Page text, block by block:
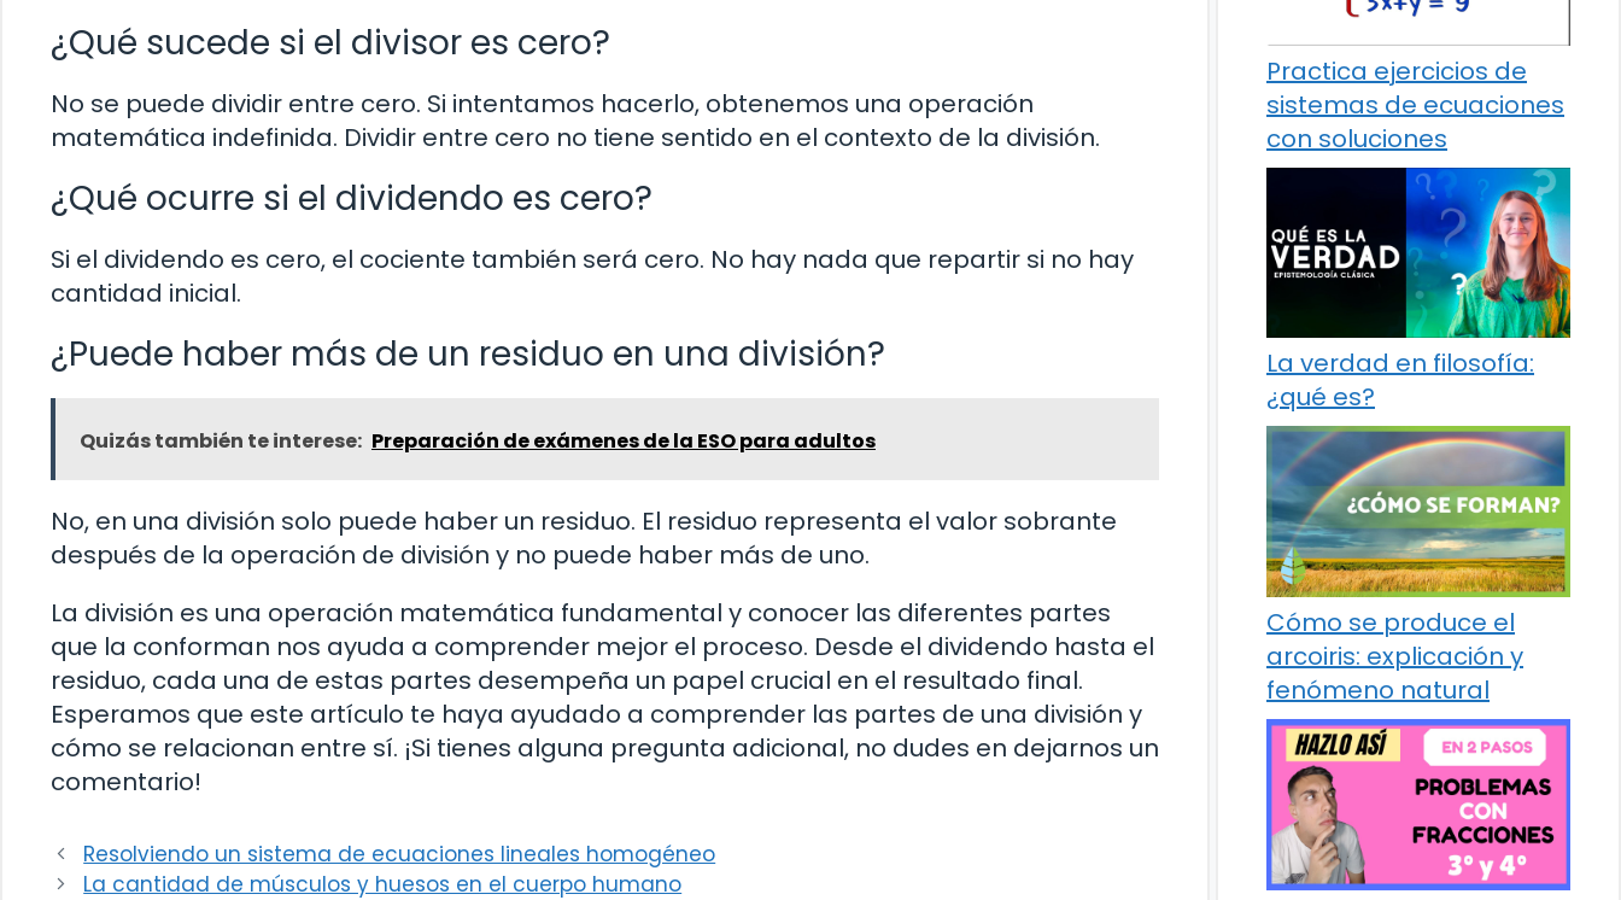
¿Qué sucede si el divisor es cero?
No se puede dividir entre cero. Si intentamos hacerlo, obtenemos una operación
matemática indefinida. Dividir entre cero no tiene sentido en el contexto de la división.
¿Qué ocurre si el dividendo es cero?
Si el dividendo es cero, el cociente también será cero. No hay nada que repartir si no hay
cantidad inicial.
¿Puede haber más de un residuo en una división?
Quizás también te interese: Preparación de exámenes de la ESO para adultos
No, en una división solo puede haber un residuo. El residuo representa el valor sobrante
después de la operación de división y no puede haber más de uno.
La división es una operación matemática fundamental y conocer las diferentes partes
que la conforman nos ayuda a comprender mejor el proceso. Desde el dividendo hasta el
residuo, cada una de estas partes desempeña un papel crucial en el resultado final.
Esperamos que este artículo te haya ayudado a comprender las partes de una división y
cómo se relacionan entre sí. ¡Si tienes alguna pregunta adicional, no dudes en dejarnos un
comentario!
Resolviendo un sistema de ecuaciones lineales homogéneo
La cantidad de músculos y huesos en el cuerpo humano
Practica ejercicios de
sistemas de ecuaciones
con soluciones
La verdad en filosofía:
¿qué es?
Cómo se produce el
arcoiris: explicación y
fenómeno natural